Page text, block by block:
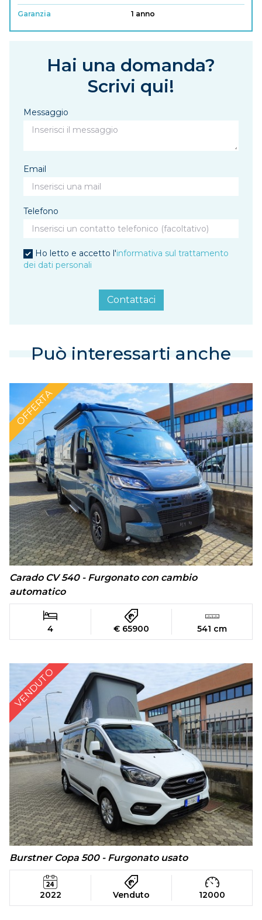
Garanzia 1 anno
Hai una domanda?
Scrivi qui!
Messaggio
Email
Telefono
Ho letto e accetto l'informativa sul trattamento
dei dati personali
Contattaci
Può interessarti anche
OFFERTA
Carado CV 540 - Furgonato con cambio
automatico
4 € 65900 541 cm
VENDUTO
Burstner Copa 500 - Furgonato usato
2022 Venduto 12000